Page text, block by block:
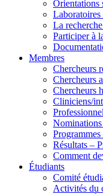
Orientations
Laboratoires
La
Participer à
Membres
Chercheurs
Chercheurs
Chercheurs
Cliniciens/
Résultats –
Comment
Étudiants
Comité
Activités du